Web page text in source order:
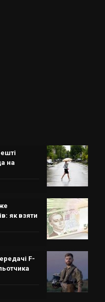
на
як взяти
F-